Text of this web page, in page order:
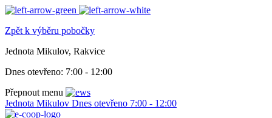
Zpět k výběru pobočky
Jednota Mikulov, Rakvice
Dnes otevřeno: 7:00 - 12:00
Přepnout menu
Jednota Mikulov Dnes otevřeno 7:00 - 12:00